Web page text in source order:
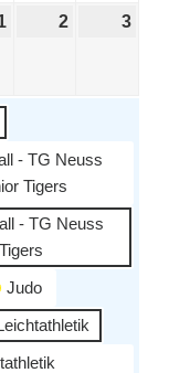
2 3
- TG Neuss
Tigers
- TG Neuss
Tigers
Judo